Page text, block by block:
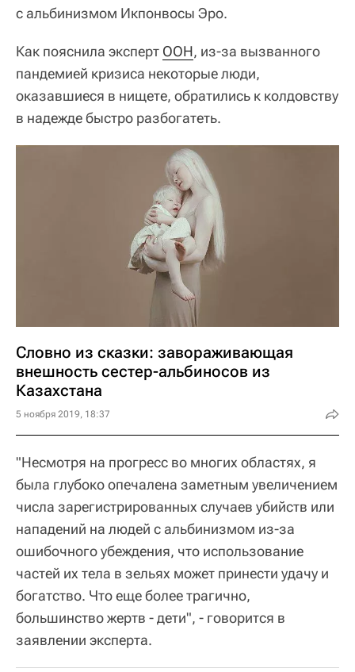
с альбинизмом Икпонвосы Эро.
Как пояснила эксперт ООН, из-за вызванного
пандемией кризиса некоторые люди,
оказавшиеся в нищете, обратились к колдовству
в надежде быстро разбогатеть.
Словно из сказки: завораживающая
внешность сестер-альбиносов из
Казахстана
5 ноября 2019, 18:37
"Несмотря на прогресс во многих областях, я
была глубоко опечалена заметным увеличением
числа зарегистрированных случаев убийств или
нападений на людей с альбинизмом из-за
ошибочного убеждения, что использование
частей их тела в зельях может принести удачу и
богатство. Что еще более трагично,
большинство жертв - дети", - говорится в
заявлении эксперта.